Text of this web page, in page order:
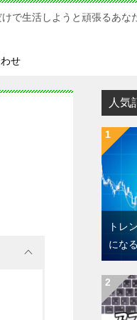
で生活しようと頑張るあ
せ
人気
トレ
にな